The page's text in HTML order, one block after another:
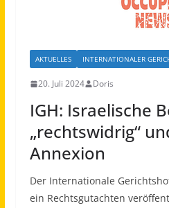
AKTUELLES INTERNATIONALER
20. Juli 2024 Doris
IGH: Israelische
„rechtswidrig“
Annexion
Der Internationale
ein Rechtsgutachten